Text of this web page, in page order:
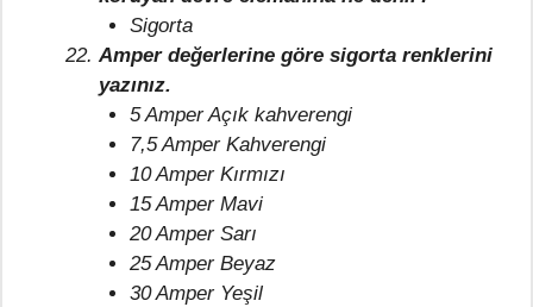
Sigorta
Amper değerlerine göre sigorta renklerini
yazınız.
5 Amper Açık kahverengi
7,5 Amper Kahverengi
10 Amper Kırmızı
15 Amper Mavi
20 Amper Sarı
25 Amper Beyaz
30 Amper Yeşil